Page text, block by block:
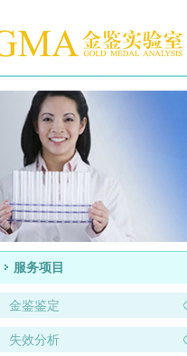
服务项目
金鉴鉴定
失效分析